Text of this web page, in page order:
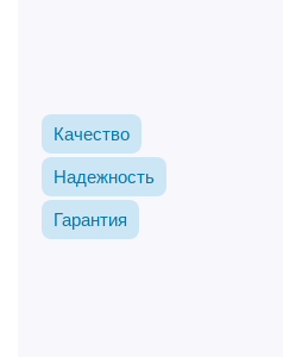
Качество
Надежность
Гарантия